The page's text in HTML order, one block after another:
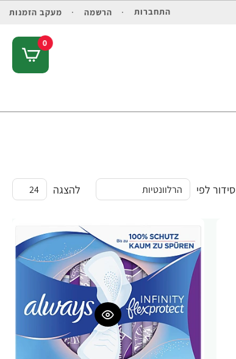
התחברות הרשמה מעקב הזמנות
0
סידור לפי להצגה